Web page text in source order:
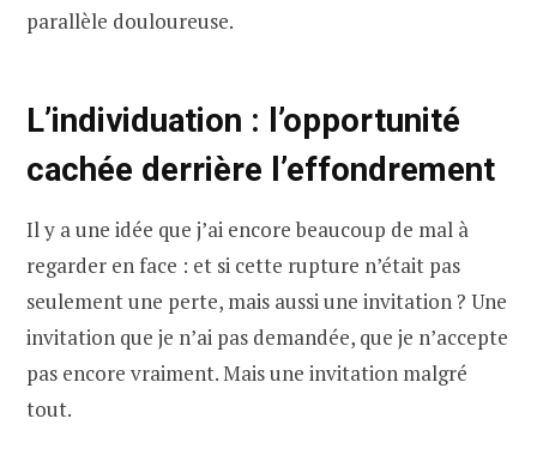
parallèle douloureuse.
L’individuation : l’opportunité
cachée derrière l’effondrement
Il y a une idée que j’ai encore beaucoup de mal à
regarder en face : et si cette rupture n’était pas
seulement une perte, mais aussi une invitation ? Une
invitation que je n’ai pas demandée, que je n’accepte
pas encore vraiment. Mais une invitation malgré
tout.